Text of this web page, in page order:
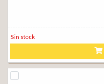
Sin stock